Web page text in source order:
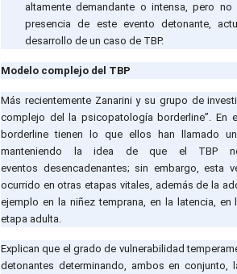
altamente demandante o intensa, pero
presencia de este evento detonante,
desarrollo de un caso de TBP.
Modelo complejo del TBP
Más recientemente Zanarini y su grupo de
complejo del la psicopatología borderline”. En
borderline tienen lo que ellos han llamado
manteniendo la idea de que el TBP
eventos desencadenantes; sin embargo, esta
ocurrido en otras etapas vitales, además de la
ejemplo en la niñez temprana, en la latencia,
etapa adulta.
Explican que el grado de vulnerabilidad
detonantes determinando, ambos en